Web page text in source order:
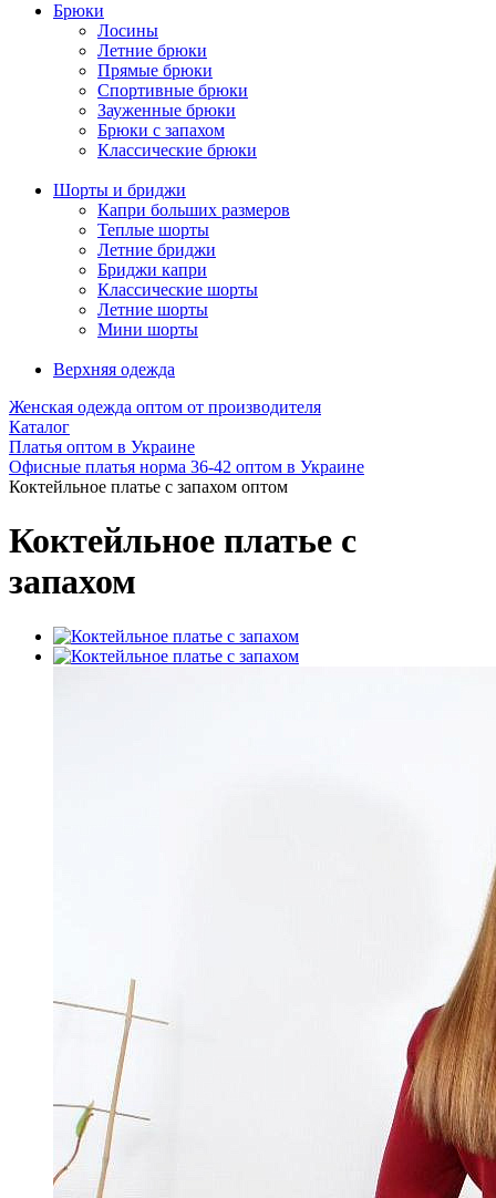
Брюки
Лосины
Летние брюки
Прямые брюки
Спортивные брюки
Зауженные брюки
Брюки с запахом
Классические брюки
Шорты и бриджи
Капри больших размеров
Теплые шорты
Летние бриджи
Бриджи капри
Классические шорты
Летние шорты
Мини шорты
Верхняя одежда
Женская одежда оптом от производителя
Каталог
Платья оптом в Украине
Офисные платья норма 36-42 оптом в Украине
Коктейльное платье с запахом оптом
Коктейльное платье с
запахом